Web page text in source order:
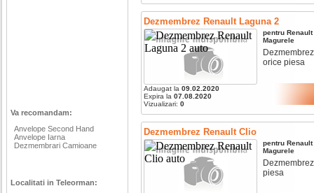
Va recomandam:
Anvelope Second Hand
Anvelope Iarna
Dezmembrari Camioane
Localitati in Teleorman:
Dezmembrez Renault Laguna 2
Adaugat la 09.02.2020
Expira la 07.08.2020
Vizualizari: 0
pentru Renault
Magurele
orice piesa
Dezmembrez Renault Clio
pentru Renault
Magurele
piesa